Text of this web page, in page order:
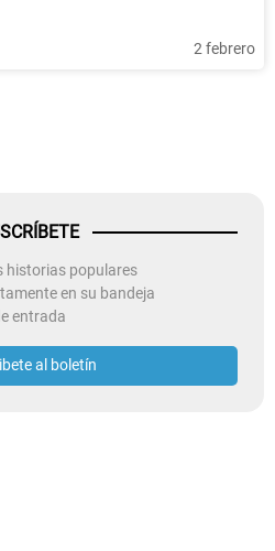
2 febrero
historias populares
en su bandeja
entrada
al boletín